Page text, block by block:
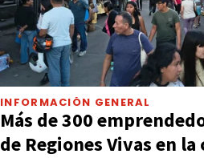
INFORMACIÓN GENERAL
Más de 300
de Regiones Vivas en